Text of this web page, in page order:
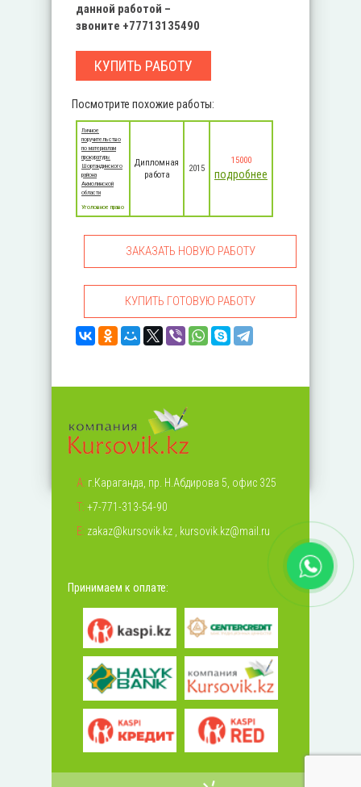
данной работой –
звоните +77713135490
КУПИТЬ РАБОТУ
Посмотрите похожие работы:
Личное
поручительство
по материалам
прокуратуры
Шортандинского
района
Акмолинской
области
Уголовное право
Дипломная
работа
2015
15000
подробнее
ЗАКАЗАТЬ НОВУЮ РАБОТУ
КУПИТЬ ГОТОВУЮ РАБОТУ
А: г.Караганда, пр. Н.Абдирова 5, офис 325
Т: +7-771-313-54-90
Е: zakaz@kursovik.kz kursovik.kz@mail.ru
Принимаем к оплате: